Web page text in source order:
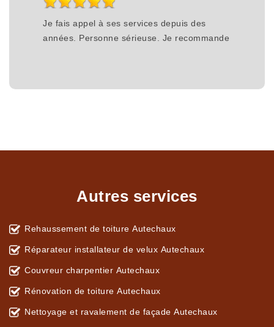
Je fais appel à ses services depuis des
années. Personne sérieuse. Je recommande
Autres services
Rehaussement de toiture Autechaux
Réparateur installateur de velux Autechaux
Couvreur charpentier Autechaux
Rénovation de toiture Autechaux
Nettoyage et ravalement de façade Autechaux